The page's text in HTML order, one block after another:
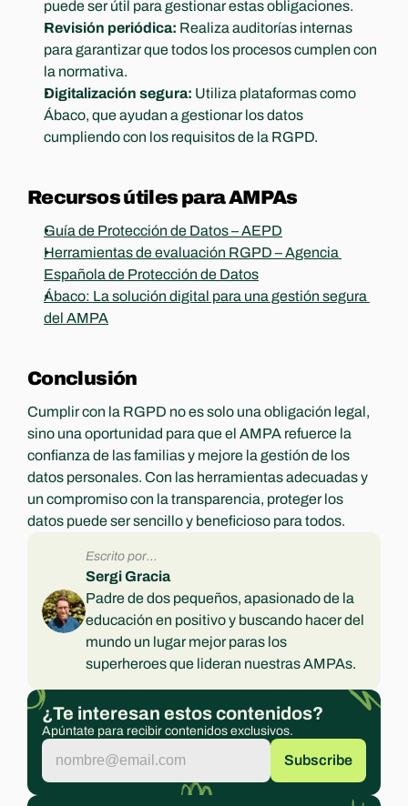
puede ser útil para gestionar estas obligaciones.
Revisión periódica: Realiza auditorías internas
para garantizar que todos los procesos cumplen con
la normativa.
Digitalización segura: Utiliza plataformas como
Ábaco, que ayudan a gestionar los datos
cumpliendo con los requisitos de la RGPD.
Recursos útiles para AMPAs
Guía de Protección de Datos – AEPD
Herramientas de evaluación RGPD – Agencia
Española de Protección de Datos
Ábaco: La solución digital para una gestión segura
del AMPA
Conclusión
Cumplir con la RGPD no es solo una obligación legal,
sino una oportunidad para que el AMPA refuerce la
confianza de las familias y mejore la gestión de los
datos personales. Con las herramientas adecuadas y
un compromiso con la transparencia, proteger los
datos puede ser sencillo y beneficioso para todos.
Escrito por...
Sergi Gracia
Padre de dos pequeños, apasionado de la
educación en positivo y buscando hacer del
mundo un lugar mejor paras los
superheroes que lideran nuestras AMPAs.
¿Te interesan estos contenidos?
Apúntate para recibir contenidos exclusivos.